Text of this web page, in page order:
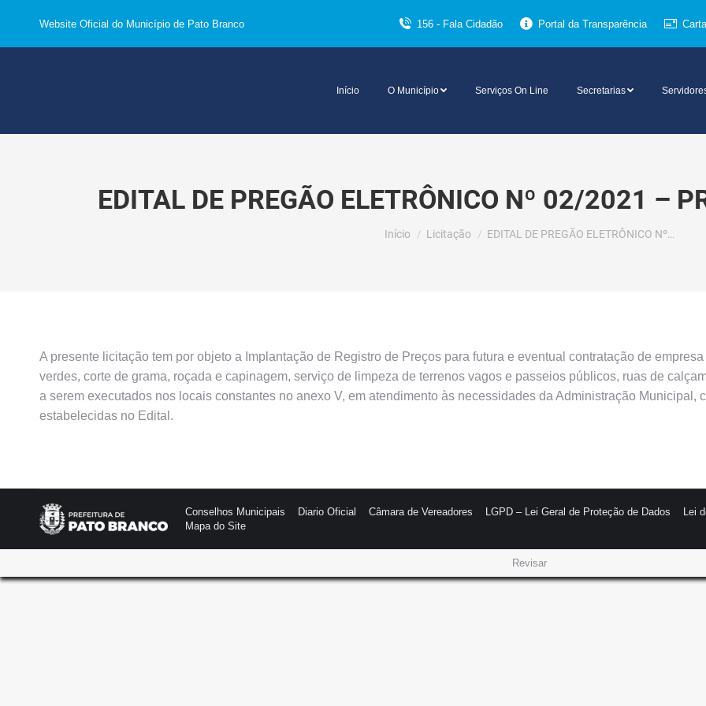
Website Oficial do Município de Pato Branco 156 - Fala Cidadão Portal da Transparência
Início O Município Serviços On Line Secretarias
EDITAL DE PREGÃO ELETRÔNICO Nº 02/2021 –
Você está aqui:
Início Licitação EDITAL DE PREGÃO ELETRÔNICO Nº…
A presente licitação tem por objeto a Implantação de Registro de Preços para futura e eventual contratação de
verdes, corte de grama, roçada e capinagem, serviço de limpeza de terrenos vagos e passeios públicos, ruas de
a serem executados nos locais constantes no anexo V, em atendimento às necessidades da Administração Municipal,
estabelecidas no Edital.
Conselhos Municipais Diario Oficial Câmara de Vereadores LGPD – Lei Geral de Proteção de Dados Lei
Mapa do Site
Revisar